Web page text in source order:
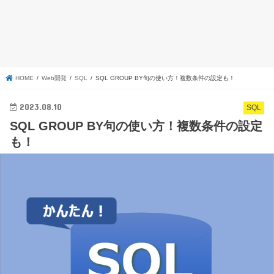
HOME Web開発 SQL SQL GROUP BY句の使い方！複数条件の設定も！
SQL
2023.08.10
SQL GROUP BY句の使い方！複数条件の設定
も！